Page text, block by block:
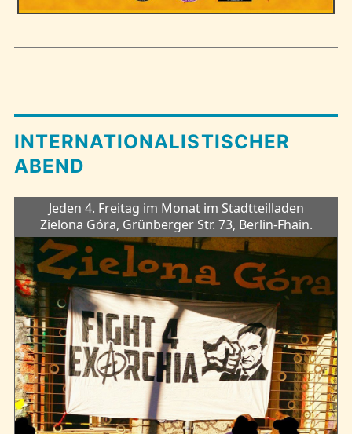
INTERNATIONALISTISCHER
ABEND
Jeden 4. Freitag im Monat im Stadtteilladen
Zielona Góra, Grünberger Str. 73, Berlin-Fhain.